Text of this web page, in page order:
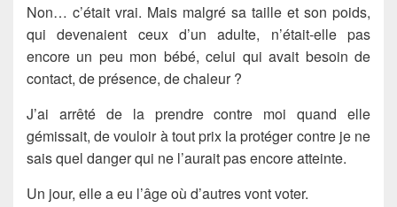
Non… c’était vrai. Mais malgré sa taille et son poids,
qui devenaient ceux d’un adulte, n’était-elle pas
encore un peu mon bébé, celui qui avait besoin de
contact, de présence, de chaleur ?
J’ai arrêté de la prendre contre moi quand elle
gémissait, de vouloir à tout prix la protéger contre je ne
sais quel danger qui ne l’aurait pas encore atteinte.
Un jour, elle a eu l’âge où d’autres vont voter.